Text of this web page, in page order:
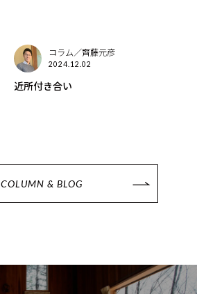
コラム／齊藤元彦
2024.12.02
近所付き合い
COLUMN & BLOG